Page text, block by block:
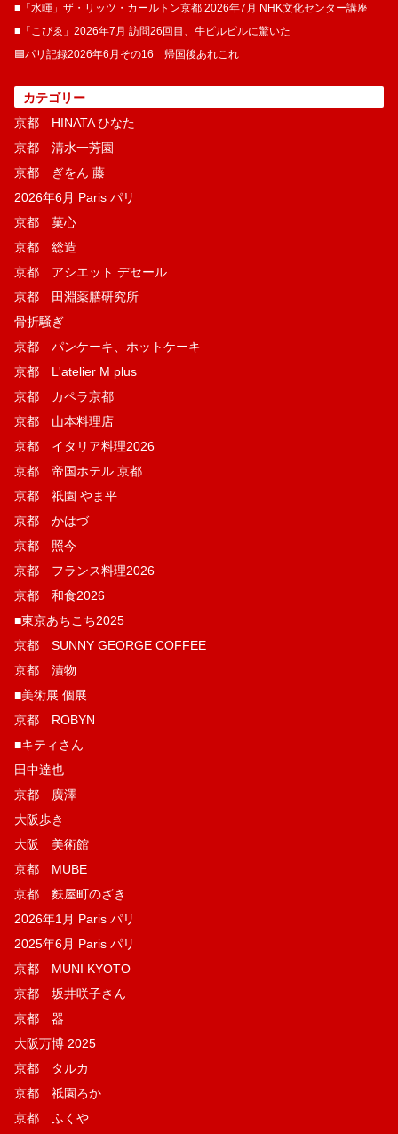
■「水暉」ザ・リッツ・カールトン京都 2026年7月 NHK文化センター講座
■「こぴゑ」2026年7月 訪問26回目、牛ピルピルに驚いた
🟦パリ記録2026年6月その16 帰国後あれこれ
カテゴリー
京都 HINATA ひなた
京都 清水一芳園
京都 ぎをん 藤
2026年6月 Paris パリ
京都 菓​心
京都 総造
京都 アシエット デセール
京都 田淵薬膳研究所
骨折騒ぎ
京都 パンケーキ、ホットケーキ
京都 L'atelier M plus
京都 カペラ京都
京都 山本料理店
京都 イタリア料理2026
京都 帝国ホテル 京都
京都 祇園 やま平
京都 かはづ
京都 照今
京都 フランス料理2026
京都 和食2026
■東京あちこち2025
京都 SUNNY GEORGE COFFEE
京都 漬物
■美術展 個展
京都 ROBYN
■キティさん
田中達也
京都 廣澤
大阪歩き
大阪 美術館
京都 MUBE
京都 麩屋町のざき
2026年1月 Paris パリ
2025年6月 Paris パリ
京都 MUNI KYOTO
京都 坂井咲子さん
京都 器
大阪万博 2025
京都 タルカ
京都 祇園ろか
京都 ふくや